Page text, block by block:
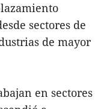
sectores de
de mayor
en sectores